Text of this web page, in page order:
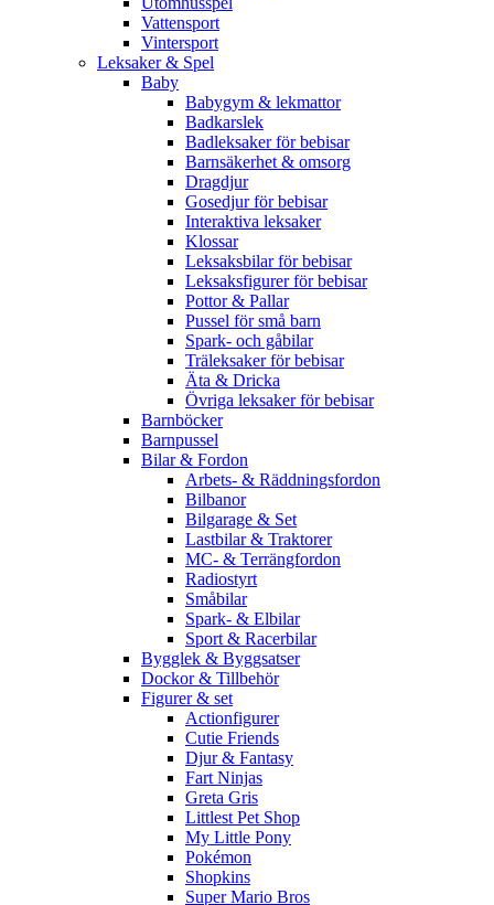
Vattensport
Vintersport
Leksaker & Spel
Baby
Babygym & lekmattor
Badkarslek
Badleksaker för bebisar
Barnsäkerhet & omsorg
Dragdjur
Gosedjur för bebisar
Interaktiva leksaker
Klossar
Leksaksbilar för bebisar
Leksaksfigurer för bebisar
Pottor & Pallar
Pussel för små barn
Spark- och gåbilar
Träleksaker för bebisar
Äta & Dricka
Övriga leksaker för bebisar
Barnböcker
Barnpussel
Bilar & Fordon
Arbets- & Räddningsfordon
Bilbanor
Bilgarage & Set
Lastbilar & Traktorer
MC- & Terrängfordon
Radiostyrt
Småbilar
Spark- & Elbilar
Sport & Racerbilar
Bygglek & Byggsatser
Dockor & Tillbehör
Figurer & set
Actionfigurer
Cutie Friends
Djur & Fantasy
Fart Ninjas
Greta Gris
Littlest Pet Shop
My Little Pony
Pokémon
Shopkins
Super Mario Bros